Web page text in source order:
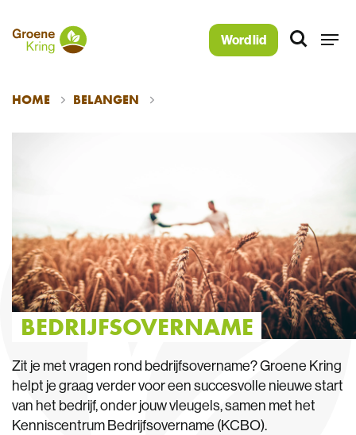
Word lid
HOME BELANGEN
BEDRIJFSOVERNAME
BEDRIJFSOVERNAME
Zit je met vragen rond bedrijfsovername? Groene Kring
helpt je graag verder voor een succesvolle nieuwe start
van het bedrijf, onder jouw vleugels, samen met het
Kenniscentrum Bedrijfsovername (KCBO).